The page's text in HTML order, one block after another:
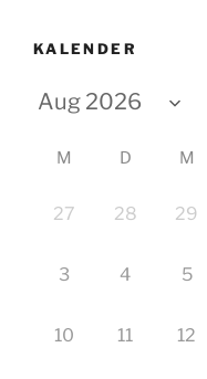
KALENDER
M D M
27 28 29
3 4 5
10 11 12